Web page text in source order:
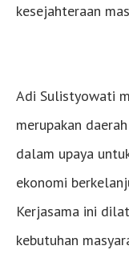
kesejahteraan
Adi Sulistyowati
merupakan
dalam upaya
ekonomi
Kerjasama ini
kebutuhan